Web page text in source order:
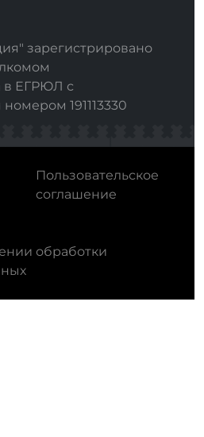
зарегистрировано
в ЕГРЮЛ с
191113330
Пользовательское
соглашение
обработки